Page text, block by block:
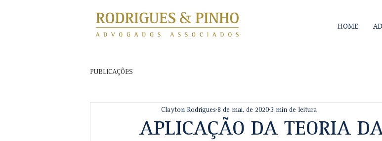
HOME
PUBLICAÇÕES
APLICAÇÃO DA TEORIA
Clayton Rodrigues 8 de mai. de 2020 3 min de leitura